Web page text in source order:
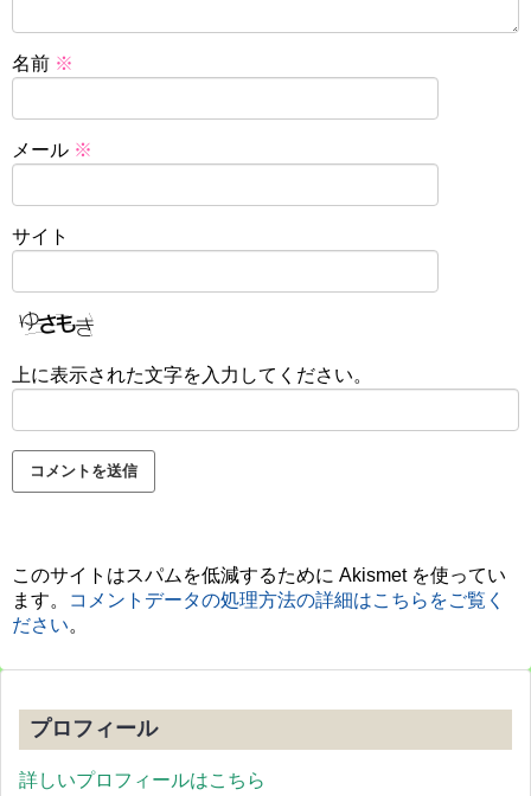
名前 ※
メール ※
サイト
上に表示された文字を入力してください。
このサイトはスパムを低減するために Akismet を使ってい
ます。
コメントデータの処理方法の詳細はこちらをご覧く
ださい。
プロフィール
詳しいプロフィールはこちら